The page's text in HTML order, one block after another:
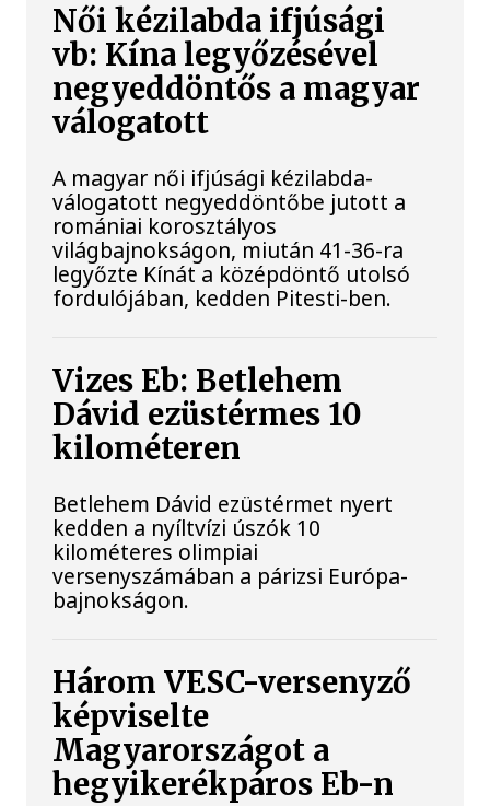
Női kézilabda ifjúsági
vb: Kína legyőzésével
negyeddöntős a magyar
válogatott
A magyar női ifjúsági kézilabda-
válogatott negyeddöntőbe jutott a
romániai korosztályos
világbajnokságon, miután 41-36-ra
legyőzte Kínát a középdöntő utolsó
fordulójában, kedden Pitesti-ben.
Vizes Eb: Betlehem
Dávid ezüstérmes 10
kilométeren
Betlehem Dávid ezüstérmet nyert
kedden a nyíltvízi úszók 10
kilométeres olimpiai
versenyszámában a párizsi Európa-
bajnokságon.
Három VESC-versenyző
képviselte
Magyarországot a
hegyikerékpáros Eb-n